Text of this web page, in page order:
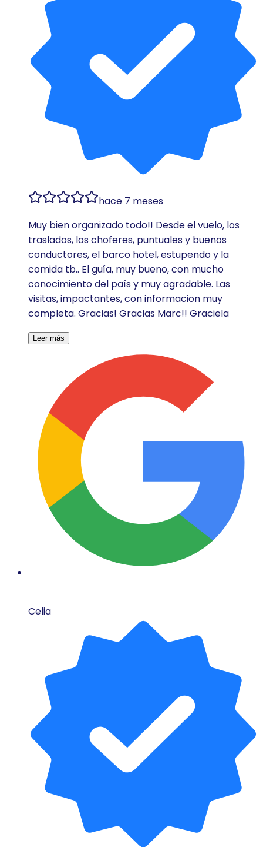
hace 7 meses
Muy bien organizado todo!! Desde el vuelo, los
traslados, los choferes, puntuales y buenos
conductores, el barco hotel, estupendo y la
comida tb.. El guía, muy bueno, con mucho
conocimiento del país y muy agradable. Las
visitas, impactantes, con informacion muy
completa. Gracias! Gracias Marc!! Graciela
Leer más
Celia